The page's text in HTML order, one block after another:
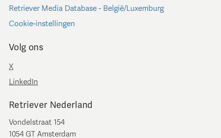
Retriever Media Database - België/Luxemburg
Cookie-instellingen
Volg ons
X
LinkedIn
Retriever Nederland
Vondelstraat 154
1054 GT Amsterdam